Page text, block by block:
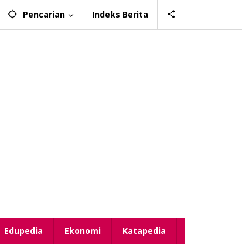
Pencarian Indeks Berita
Edupedia Ekonomi Katapedia